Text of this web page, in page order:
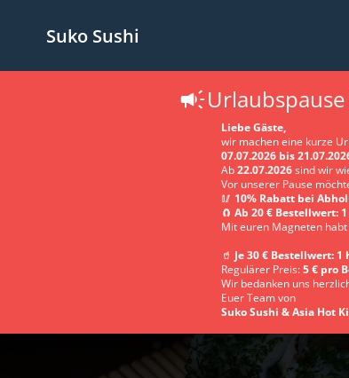
Suko Sushi
Liebe Gäste,
wir machen eine kurze
07.07.2026 bis
Ab22.07.2026sind wir
Vor unserer Pause
🥢 10% Rabatt bei
🧲 Ab 20 € Bestellwert:
Mit euren Magneten
🥤 Je 30 € Bestellwert:
Regulärer Preis:5 € pro
Wir bedanken uns
Euer Team von
Suko Sushi & Asia Hot